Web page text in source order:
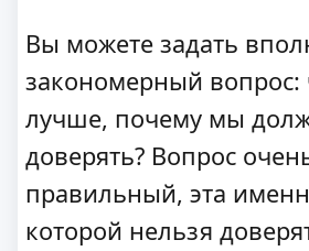
Вы можете задать
закономерный
лучше, почему мы
доверять? Вопрос
правильный, эта
которой нельзя